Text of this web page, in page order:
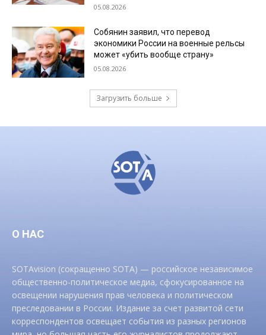
05.08.2026
Собянин заявил, что перевод
экономики России на военные рельсы
может «убить вообще страну»
05.08.2026
Загрузить больше
О НАС
SOTAvision (сокращенно SOTA) — российское независимое
общественно-политическое медиа, сфокусированное на
освещении нарушения прав человека и политическом
преследовании в России. Издание за счет развитой сети
корреспондентов освещает события из разных регионов